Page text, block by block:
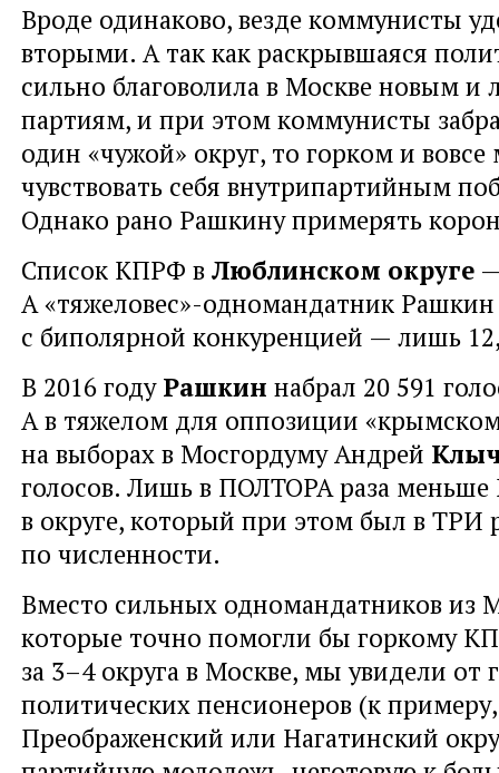
Вроде одинаково, везде коммунисты
вторыми. А так как раскрывшаяся
сильно благоволила в Москве новым и
партиям, и при этом коммунисты
один «чужой» округ, то горком и
чувствовать себя внутрипартийным
Однако рано Рашкину примерять
Список КПРФ в Люблинском округе
А «тяжеловес»-одномандатник Рашкин
с биполярной конкуренцией — лишь
В 2016 году Рашкин набрал 20 591
А в тяжелом для оппозиции
на выборах в Мосгордуму Андрей
голосов. Лишь в ПОЛТОРА раза
в округе, который при этом был в ТРИ
по численности.
Вместо сильных одномандатников из
которые точно помогли бы горкому
за 3–4 округа в Москве, мы увидели от
политических пенсионеров (к примеру,
Преображенский или Нагатинский